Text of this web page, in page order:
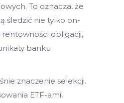
To oznacza, że
śledzić nie tylko on-
obligacji,
banku
znaczenie selekcji.
ETF-ami,